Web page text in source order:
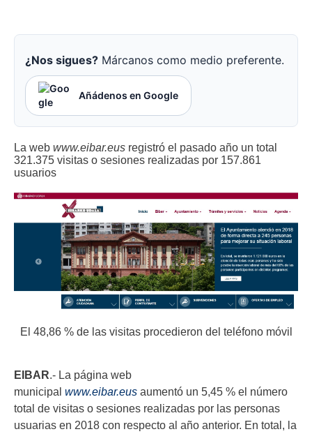
¿Nos sigues? Márcanos como medio preferente.
Añádenos en Google
La web www.eibar.eus registró el pasado año un total
321.375 visitas o sesiones realizadas por 157.861
usuarios
El 48,86 % de las visitas procedieron del teléfono móvil
EIBAR .- La página web
municipal www.eibar.eus aumentó un 5,45 % el número
total de visitas o sesiones realizadas por las personas
usuarias en 2018 con respecto al año anterior. En total, la